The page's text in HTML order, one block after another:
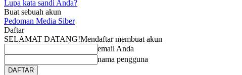
Lupa kata sandi Anda?
Buat sebuah akun
Pedoman Media Siber
Daftar
SELAMAT DATANG!Mendaftar membuat akun
email Anda
nama pengguna